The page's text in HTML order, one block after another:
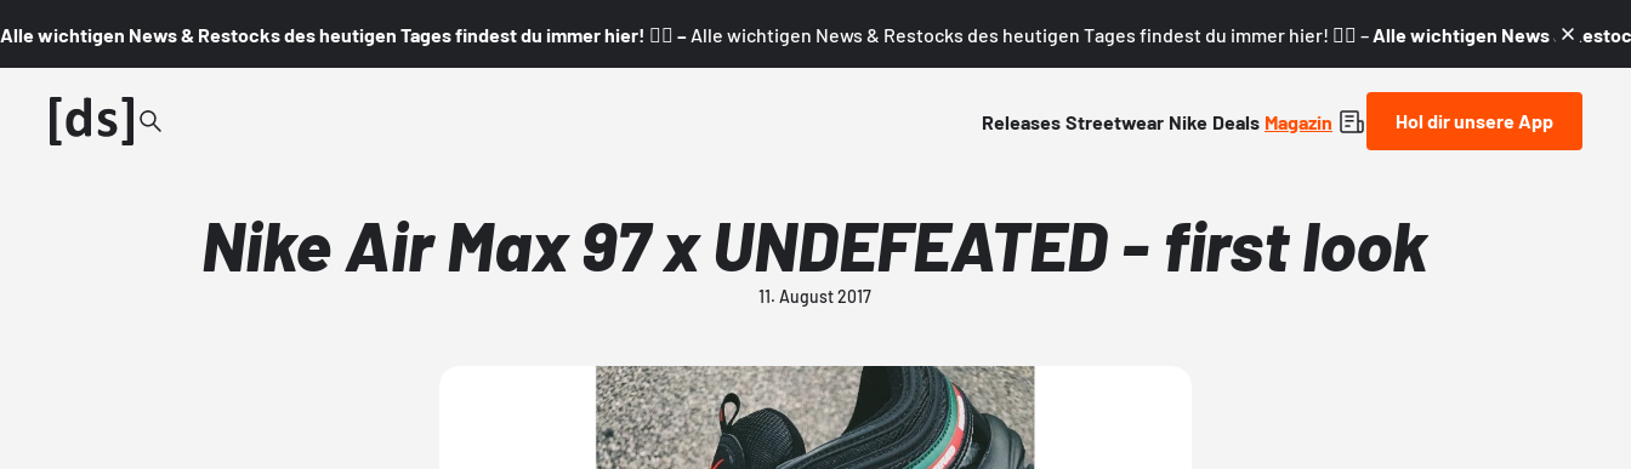
Alle wichtigen News & Restocks des heutigen Tages findest du immer hier! 👇🏼 – Alle wichtigen News & Restocks des heutigen Tages findest du immer hier! 👇🏼 – Alle wichtigen News &
Releases Streetwear Nike Deals Magazin Hol dir unsere App
Nike Air Max 97 x UNDEFEATED - first look
11. August 2017